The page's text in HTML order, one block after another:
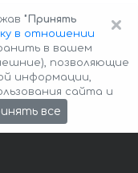
Cookie Policy
×
"Принять
в отношении
в вашем
позволяющие
информации,
сайта и
все